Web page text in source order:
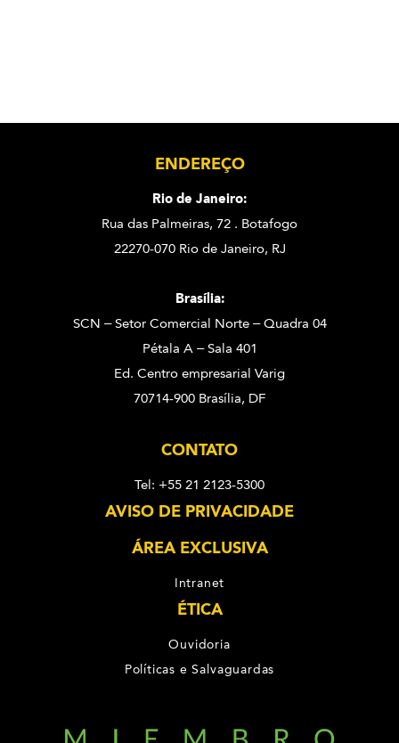
ENDEREÇO
Rio de Janeiro:
Rua das Palmeiras, 72 . Botafogo
22270-070 Rio de Janeiro, RJ
Brasília:
SCN – Setor Comercial Norte – Quadra 04
Pétala A – Sala 401
Ed. Centro empresarial Varig
70714-900 Brasília, DF
CONTATO
Tel: +55 21 2123-5300
AVISO DE PRIVACIDADE
ÁREA EXCLUSIVA
Intranet
ÉTICA
Ouvidoria
Políticas e Salvaguardas